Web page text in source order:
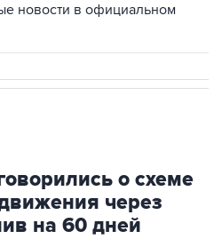
новости в официальном
о схеме
через
на 60 дней